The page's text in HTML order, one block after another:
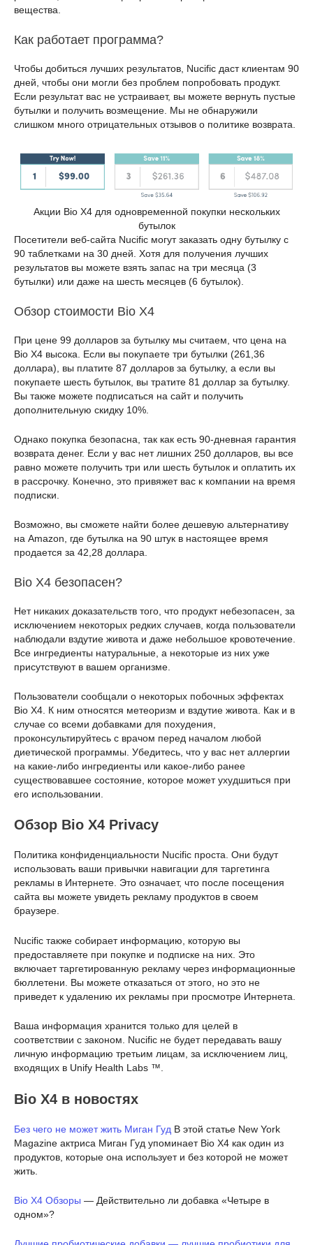
вещества.
Как работает программа?
Чтобы добиться лучших результатов, Nucific даст клиентам 90
дней, чтобы они могли без проблем попробовать продукт.
Если результат вас не устраивает, вы можете вернуть пустые
бутылки и получить возмещение. Мы не обнаружили
слишком много отрицательных отзывов о политике возврата.
Акции Bio X4 для одновременной покупки нескольких
бутылок
Посетители веб-сайта Nucific могут заказать одну бутылку с
90 таблетками на 30 дней. Хотя для получения лучших
результатов вы можете взять запас на три месяца (3
бутылки) или даже на шесть месяцев (6 бутылок).
Обзор стоимости Bio X4
При цене 99 долларов за бутылку мы считаем, что цена на
Bio X4 высока. Если вы покупаете три бутылки (261,36
доллара), вы платите 87 долларов за бутылку, а если вы
покупаете шесть бутылок, вы тратите 81 доллар за бутылку.
Вы также можете подписаться на сайт и получить
дополнительную скидку 10%.
Однако покупка безопасна, так как есть 90-дневная гарантия
возврата денег. Если у вас нет лишних 250 долларов, вы все
равно можете получить три или шесть бутылок и оплатить их
в рассрочку. Конечно, это привяжет вас к компании на время
подписки.
Возможно, вы сможете найти более дешевую альтернативу
на Amazon, где бутылка на 90 штук в настоящее время
продается за 42,28 доллара.
Bio X4 безопасен?
Нет никаких доказательств того, что продукт небезопасен, за
исключением некоторых редких случаев, когда пользователи
наблюдали вздутие живота и даже небольшое кровотечение.
Все ингредиенты натуральные, а некоторые из них уже
присутствуют в вашем организме.
Пользователи сообщали о некоторых побочных эффектах
Bio X4. К ним относятся метеоризм и вздутие живота. Как и в
случае со всеми добавками для похудения,
проконсультируйтесь с врачом перед началом любой
диетической программы. Убедитесь, что у вас нет аллергии
на какие-либо ингредиенты или какое-либо ранее
существовавшее состояние, которое может ухудшиться при
его использовании.
Обзор Bio X4 Privacy
Политика конфиденциальности Nucific проста. Они будут
использовать ваши привычки навигации для таргетинга
рекламы в Интернете. Это означает, что после посещения
сайта вы можете увидеть рекламу продуктов в своем
браузере.
Nucific также собирает информацию, которую вы
предоставляете при покупке и подписке на них. Это
включает таргетированную рекламу через информационные
бюллетени. Вы можете отказаться от этого, но это не
приведет к удалению их рекламы при просмотре Интернета.
Ваша информация хранится только для целей в
соответствии с законом. Nucific не будет передавать вашу
личную информацию третьим лицам, за исключением лиц,
входящих в Unify Health Labs ™.
Bio X4 в новостях
Без чего не может жить Миган Гуд В этой статье New York
Magazine актриса Миган Гуд упоминает Bio X4 как один из
продуктов, которые она использует и без которой не может
жить.
Bio X4 Обзоры — Действительно ли добавка «Четыре в
одном»?